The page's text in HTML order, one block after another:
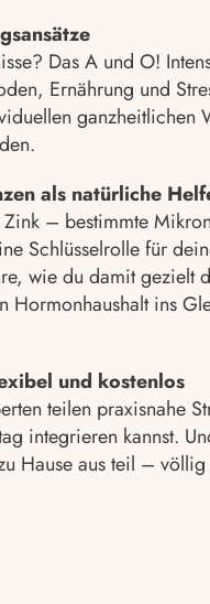
Das A und O!
Ernährung und
ganzheitlichen
als natürliche
– bestimmte
Schlüsselrolle für
wie du damit gezielt
Hormonhaushalt ins
und kostenlos
teilen praxisnahe
integrieren kannst.
Hause aus teil –